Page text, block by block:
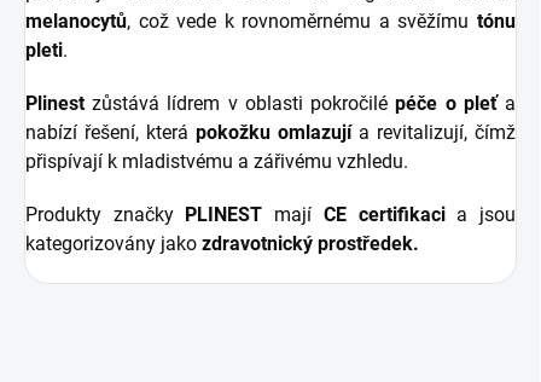
melanocytů, což vede k rovnoměrnému a svěžímu tónu
pleti.
Plinestzůstává lídrem v oblasti pokročilépéče o pleťa
nabízí řešení, která pokožku omlazujía revitalizují, čímž
přispívají k mladistvému a zářivému vzhledu.
Produkty značkyPLINEST mají CE certifikacia jsou
kategorizovány jako zdravotnický prostředek.